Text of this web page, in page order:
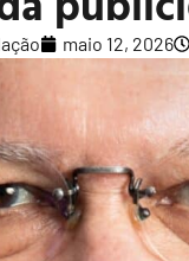
maio 12, 2026